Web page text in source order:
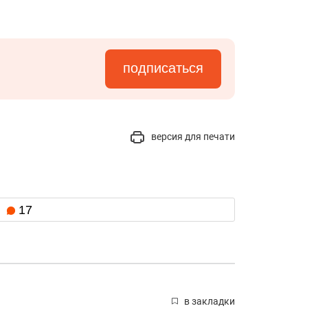
подписаться
версия для печати
17
в закладки